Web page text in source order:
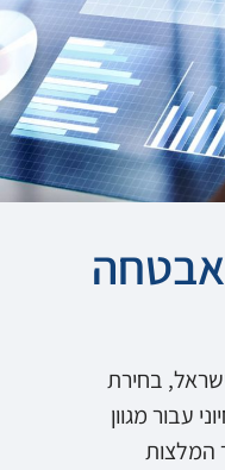
בחירת
עבור מגוון
המלצות